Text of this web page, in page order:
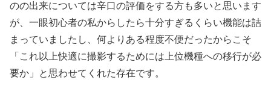
のの出来については辛口の評価をする方も多いと思います
が、一眼初心者の私からしたら十分すぎるくらい機能は詰
まっていましたし、何よりある程度不便だったからこそ
「これ以上快適に撮影するためには上位機種への移行が必
要か」と思わせてくれた存在です。